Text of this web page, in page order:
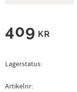
409 KR
Lagerstatus
Artikelnr